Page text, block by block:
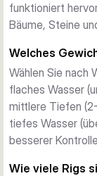
funktioniert
Bäume, Steine
Welches
Wählen Sie nach
flaches Wasser
mittlere Tiefen
tiefes Wasser
besserer
Wie viele Rigs